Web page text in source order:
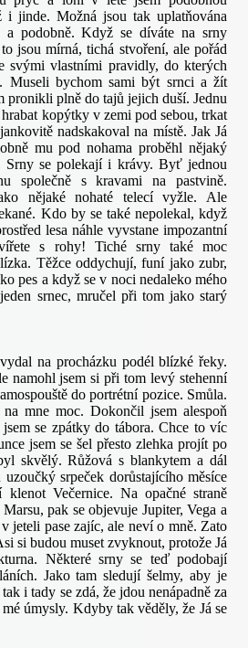
i jinde. Možná jsou tak uplatňována
a podobně. Když se díváte na srny
jsou mírná, tichá stvoření, ale pořád
svými vlastními pravidly, do kterých
Museli bychom sami být srnci a žít
pronikli plně do tajů jejich duší. Jednu
kopýtky v zemi pod sebou, trkat
nadskakoval na místě. Jak Já
mu pod nohama proběhl nějaký
Srny se polekají i krávy. Byť jednou
společně s kravami na pastvině.
nějaké nohaté telecí vyžle. Ale
Kdo by se také nepolekal, když
lesa náhle vyvstane impozantní
s rohy! Tiché srny také moc
Těžce oddychují, funí jako zubr,
pes a když se v noci nedaleko mého
srnec, mručel při tom jako starý
na procházku podél blízké řeky.
namohl jsem si při tom levý stehenní
do portrétní pozice. Smůla.
mne moc. Dokončil jsem alespoň
se zpátky do tábora. Chce to víc
jsem se šel přesto zlehka projít po
skvělý. Růžová s blankytem a dál
srpeček dorůstajícího měsíce
Večernice. Na opačné straně
pak se objevuje Jupiter, Vega a
jeteli pase zajíc, ale neví o mně. Zato
si budou muset zvyknout, protože Já
Některé srny se teď podobají
Jako tam sledují šelmy, aby je
i tady se zdá, že jdou nenápadně za
úmysly. Kdyby tak věděly, že Já se